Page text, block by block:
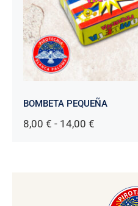
BOMBETA PEQUEÑA
8,00 € - 14,00 €Rango
14,00 €